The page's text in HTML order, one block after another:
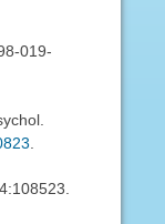
019-
.